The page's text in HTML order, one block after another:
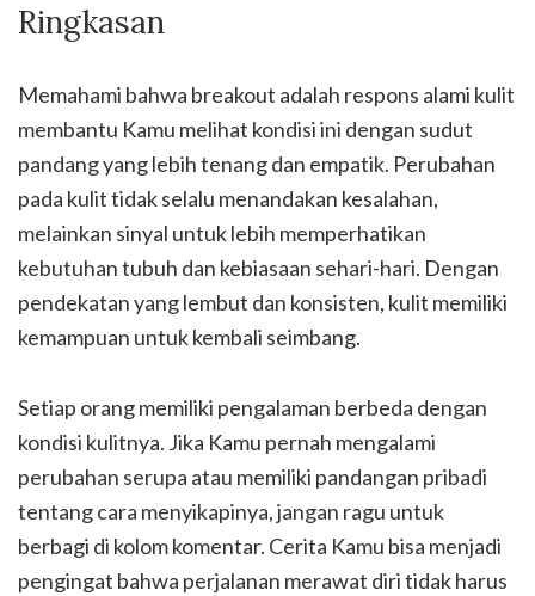
Ringkasan
Memahami bahwa breakout adalah respons alami kulit
membantu Kamu melihat kondisi ini dengan sudut
pandang yang lebih tenang dan empatik. Perubahan
pada kulit tidak selalu menandakan kesalahan,
melainkan sinyal untuk lebih memperhatikan
kebutuhan tubuh dan kebiasaan sehari-hari. Dengan
pendekatan yang lembut dan konsisten, kulit memiliki
kemampuan untuk kembali seimbang.
Setiap orang memiliki pengalaman berbeda dengan
kondisi kulitnya. Jika Kamu pernah mengalami
perubahan serupa atau memiliki pandangan pribadi
tentang cara menyikapinya, jangan ragu untuk
berbagi di kolom komentar. Cerita Kamu bisa menjadi
pengingat bahwa perjalanan merawat diri tidak harus